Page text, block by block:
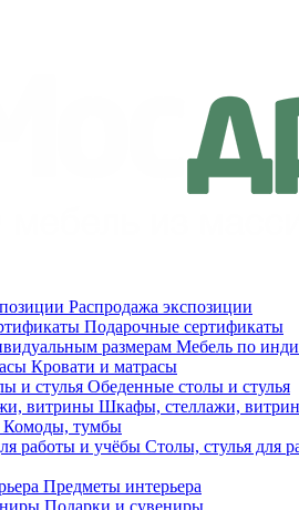
Распродажа экспозиции
Подарочные сертификаты
Мебель по
Кровати и матрасы
Обеденные столы и стулья
Шкафы, стеллажи,
Комоды, тумбы
Столы, стулья для
Предметы интерьера
Подарки и сувениры